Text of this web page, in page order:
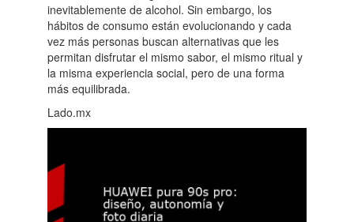
inevitablemente de alcohol. Sin embargo, los
hábitos de consumo están evolucionando y cada
vez más personas buscan alternativas que les
permitan disfrutar el mismo sabor, el mismo ritual y
la misma experiencia social, pero de una forma
más equilibrada.
Lado.mx